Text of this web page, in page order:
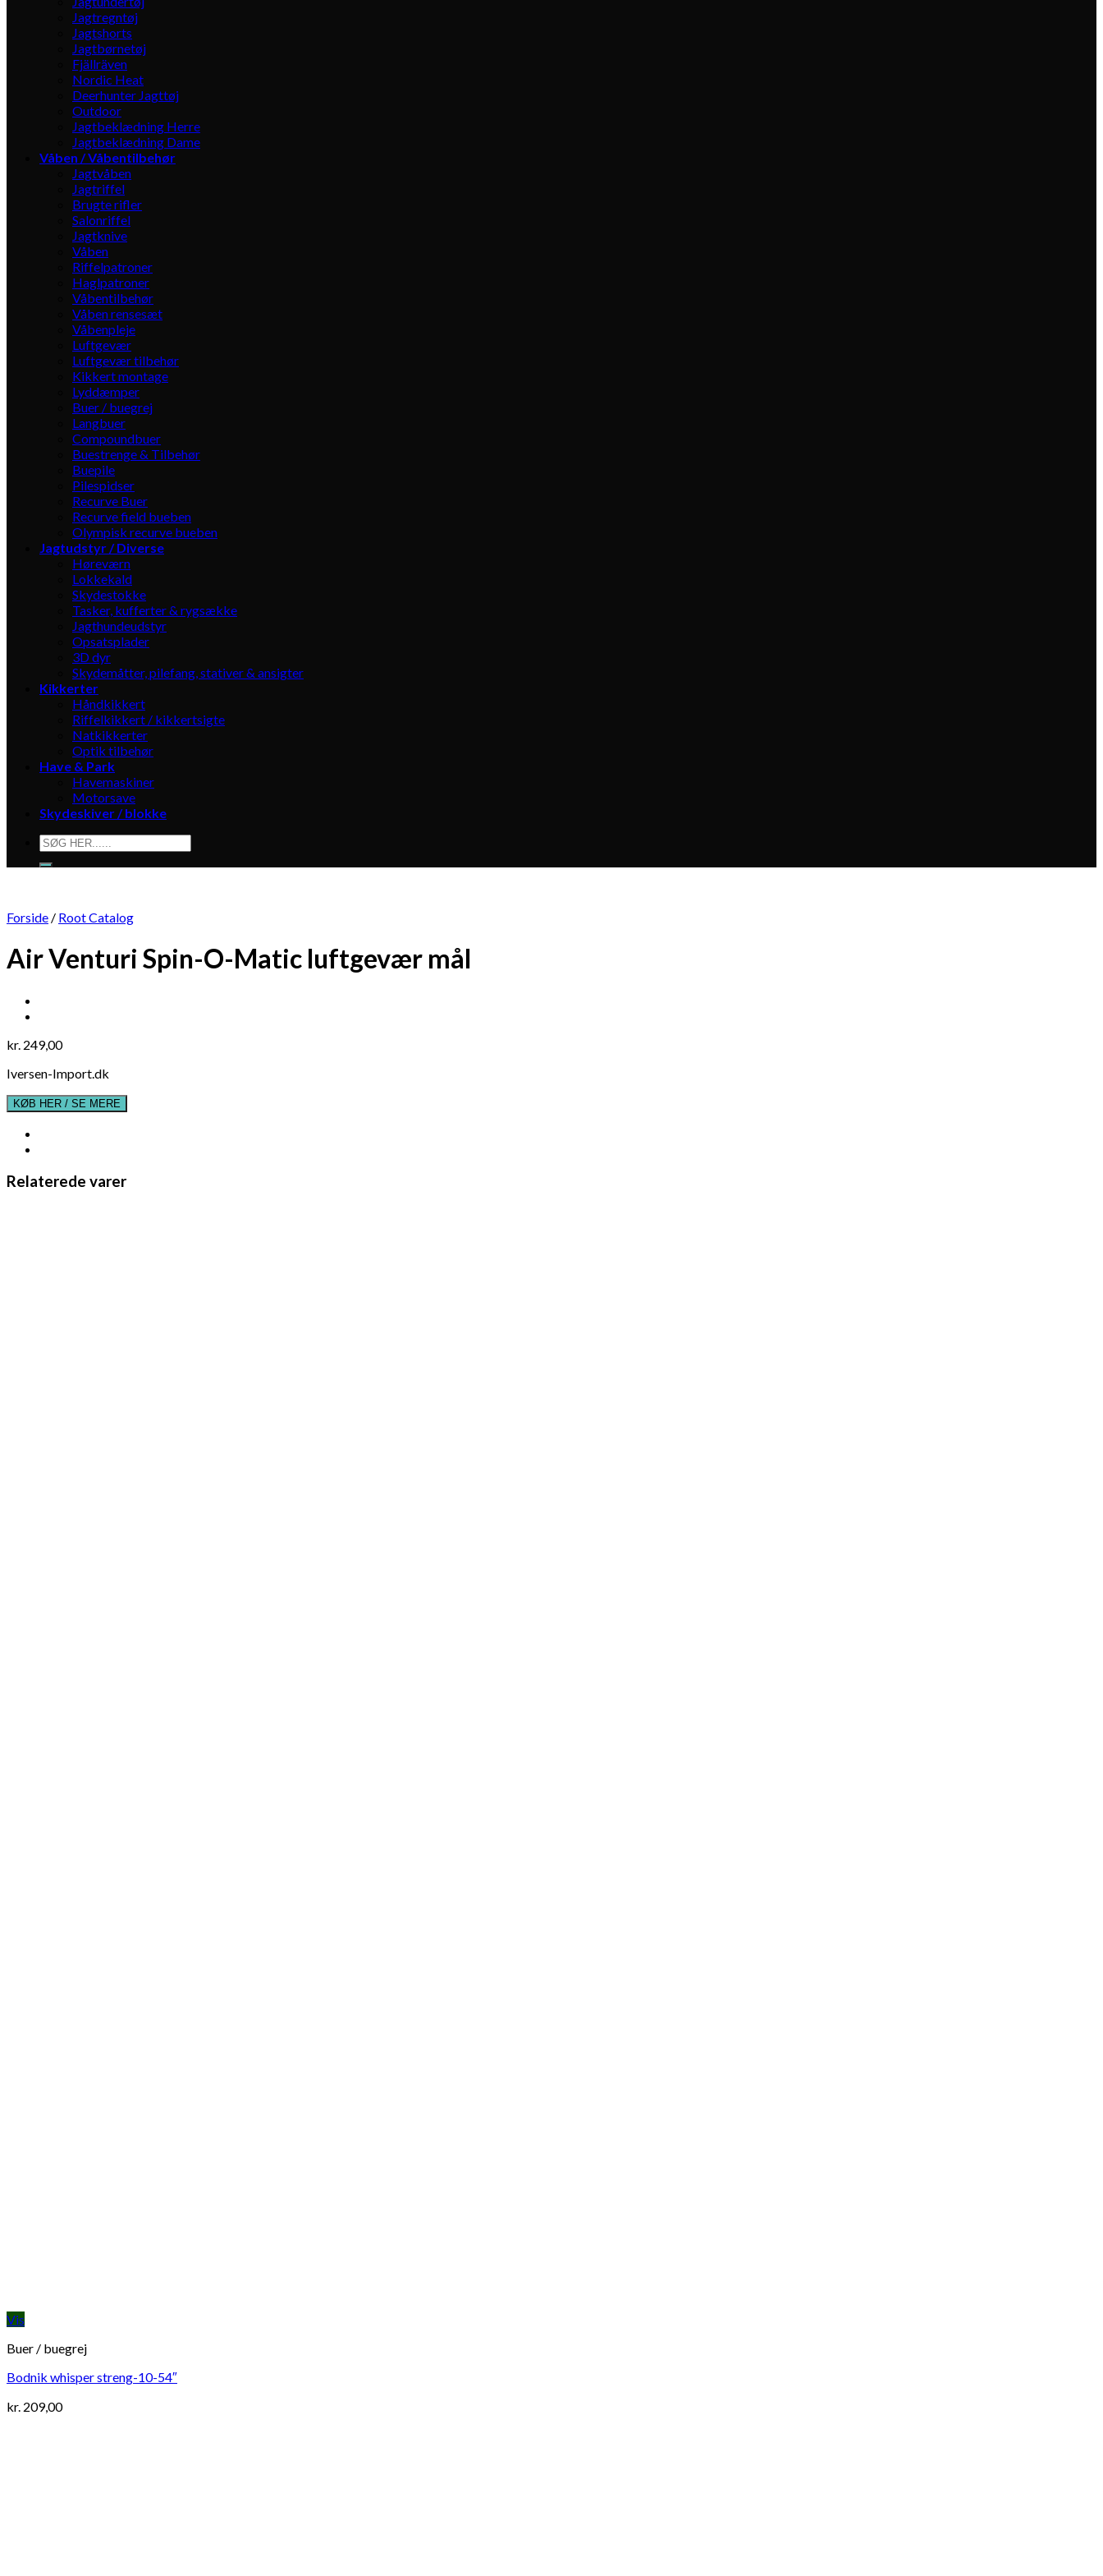
Jagtregntøj
Jagtshorts
Jagtbørnetøj
Fjällräven
Nordic Heat
Deerhunter Jagttøj
Outdoor
Jagtbeklædning Herre
Jagtbeklædning Dame
Våben / Våbentilbehør
Jagtvåben
Jagtriffel
Brugte rifler
Salonriffel
Jagtknive
Våben
Riffelpatroner
Haglpatroner
Våbentilbehør
Våben rensesæt
Våbenpleje
Luftgevær
Luftgevær tilbehør
Kikkert montage
Lyddæmper
Buer / buegrej
Langbuer
Compoundbuer
Buestrenge & Tilbehør
Buepile
Pilespidser
Recurve Buer
Recurve field bueben
Olympisk recurve bueben
Jagtudstyr / Diverse
Høreværn
Lokkekald
Skydestokke
Tasker, kufferter & rygsække
Jagthundeudstyr
Opsatsplader
3D dyr
Skydemåtter, pilefang, stativer & ansigter
Kikkerter
Håndkikkert
Riffelkikkert / kikkertsigte
Natkikkerter
Optik tilbehør
Have & Park
Havemaskiner
Motorsave
Skydeskiver / blokke
Søg
efter:
Forside / Root Catalog
Air Venturi Spin-O-Matic luftgevær mål
kr. 249,00
Iversen-Import.dk
KØB HER / SE MERE
Relaterede varer
Vis
Buer / buegrej
Bodnik whisper streng-10-54″
kr. 209,00